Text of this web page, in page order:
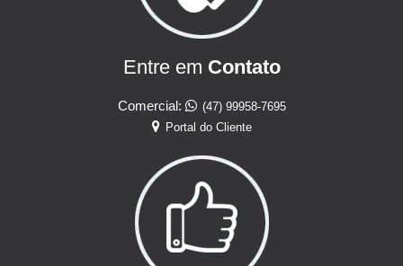
Entre em Contato
Comercial:
(47) 99958-7695
Portal do Cliente